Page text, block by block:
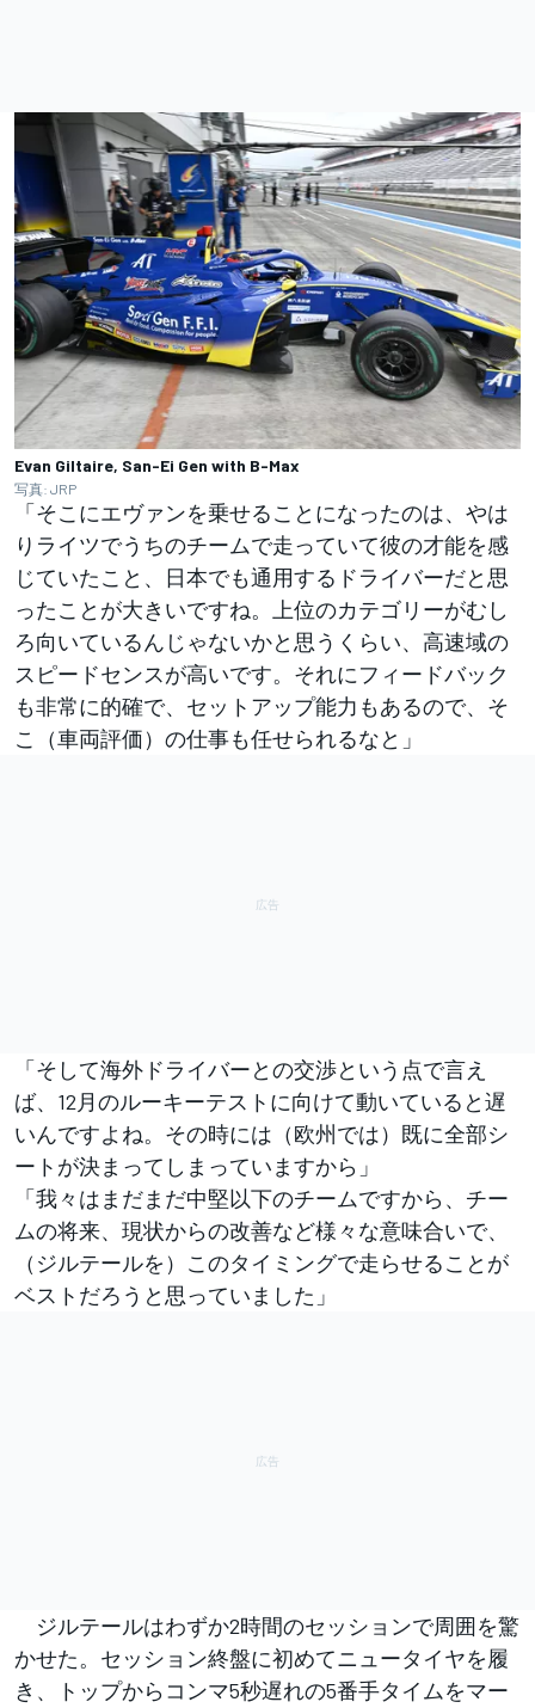
Evan Giltaire, San-Ei Gen with B-Max
写真: JRP
「そこにエヴァンを乗せることになったのは、やは
りライツでうちのチームで走っていて彼の才能を感
じていたこと、日本でも通用するドライバーだと思
ったことが大きいですね。上位のカテゴリーがむし
ろ向いているんじゃないかと思うくらい、高速域の
スピードセンスが高いです。それにフィードバック
も非常に的確で、セットアップ能力もあるので、そ
こ（車両評価）の仕事も任せられるなと」
「そして海外ドライバーとの交渉という点で言え
ば、12月のルーキーテストに向けて動いていると遅
いんですよね。その時には（欧州では）既に全部シ
ートが決まってしまっていますから」
「我々はまだまだ中堅以下のチームですから、チー
ムの将来、現状からの改善など様々な意味合いで、
（ジルテールを）このタイミングで走らせることが
ベストだろうと思っていました」
ジルテールはわずか2時間のセッションで周囲を驚
かせた。セッション終盤に初めてニュータイヤを履
き、トップからコンマ5秒遅れの5番手タイムをマー